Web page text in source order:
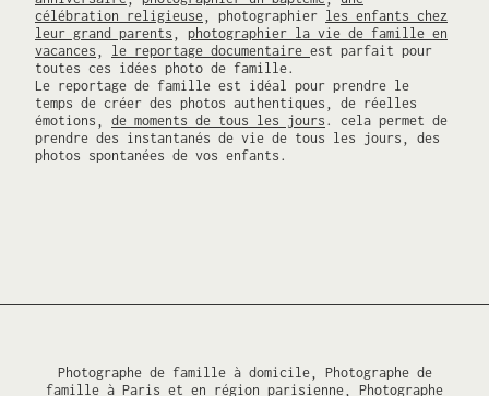
é
a
t
e
u
r
s
célébration religieuse, photographier les enfants chez
leur grand parents , photographier la vie de famille en
vacances , le reportage documentaire est parfait pour
toutes ces idées photo de famille.
Le reportage de famille est idéal pour prendre le
temps de créer des photos authentiques, de réelles
émotions, de moments de tous les jours . cela permet de
prendre des instantanés de vie de tous les jours, des
photos spontanées de vos enfants.
Photographe de famille à domicile, Photographe de
famille à Paris et en région parisienne, Photographe